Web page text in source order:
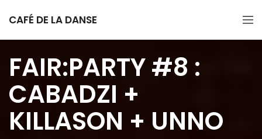
CAFÉ DE LA DANSE
FAIR:PARTY #8 :
CABADZI +
KILLASON + UNNO